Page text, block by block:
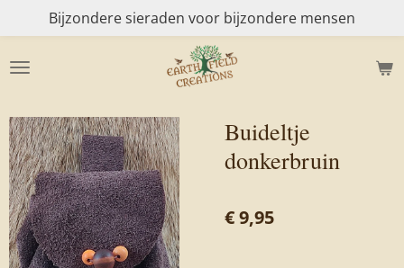
direct
naar
Bijzondere sieraden voor bijzondere mensen
Buideltje
donkerbruin
€ 9,95